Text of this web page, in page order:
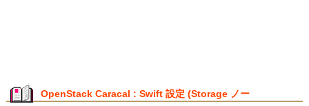
OpenStack Caracal : Swift 設定 (Storage ノー